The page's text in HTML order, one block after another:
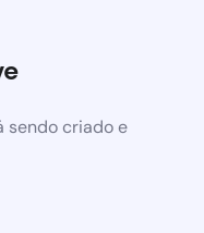
sendo criado e